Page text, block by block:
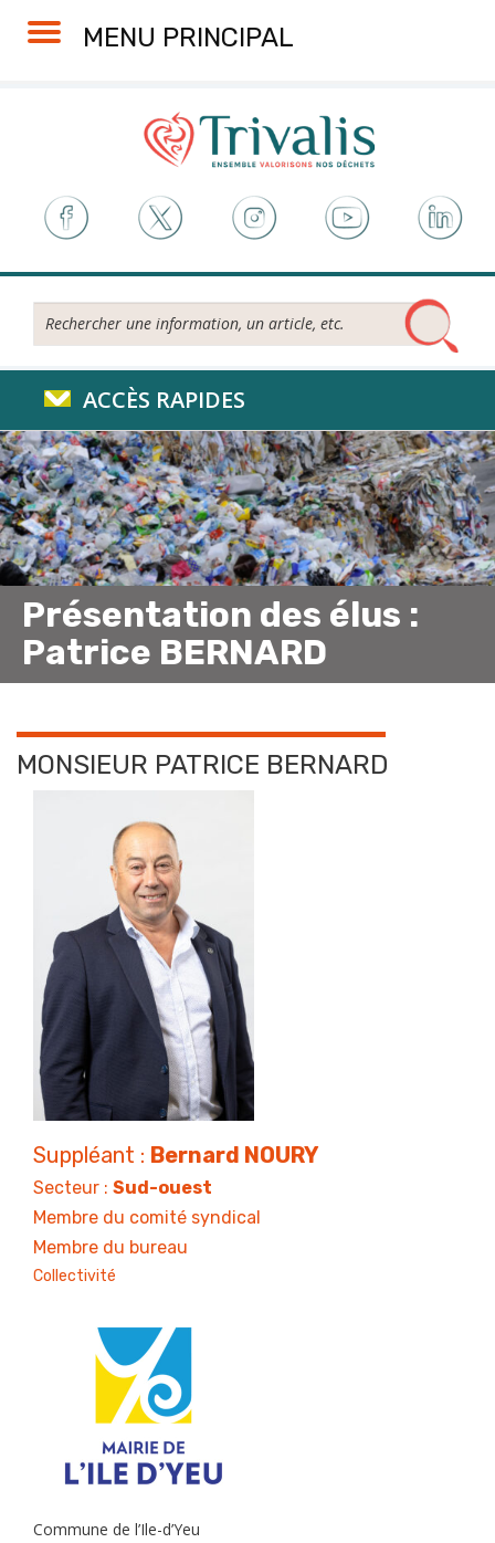
MENU PRINCIPAL
Rechercher...
ACCÈS RAPIDES
Présentation des élus :
Patrice BERNARD
MONSIEUR PATRICE BERNARD
Suppléant : Bernard NOURY
Secteur : Sud-ouest
Membre du comité syndical
Membre du bureau
Collectivité
Commune de l’Ile-d’Yeu